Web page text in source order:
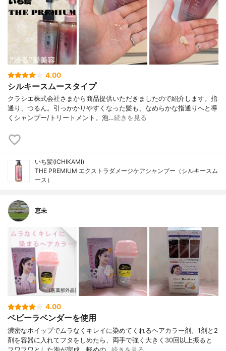
4.00
シルキースムースタイプ
クラシエ株式会社さまから商品提供いただきましたので紹介します。指
通り、つるん。引っかかりやすくなった髪も、なめらかな指通りへと導
くシャンプー/トリートメント。泡…続きを見る
いち髪(ICHIKAMI)
THE PREMIUM エクストラダメージケアシャンプー（シルキースム
ース）
恵未
4.00
ベビーラベンダーを使用
濃密なホイップでムラなくキレイに染めてくれるヘアカラー剤。1剤と2
剤を容器に入れてフタをしめたら、両手で強く大きく30回以上振ると
フワフワとした泡が完成。軽めの… 続きを見る